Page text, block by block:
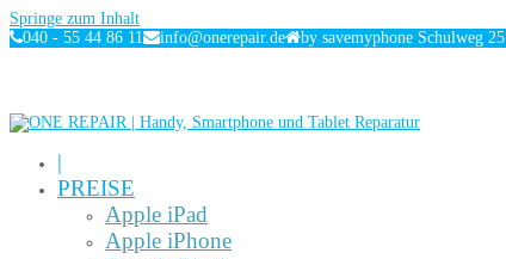
Springe zum Inhalt
040 - 55 44 86 11
info@onerepair.de by savemyphone Schulweg 25
|
PREISE
Apple iPad
Apple iPhone